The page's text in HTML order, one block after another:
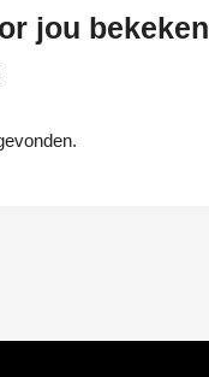
jou bekeken